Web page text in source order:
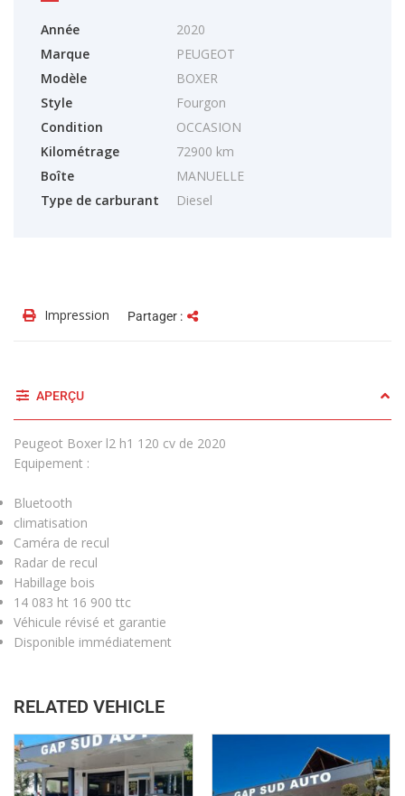
Année
2020
Marque
PEUGEOT
Modèle
BOXER
Style
Fourgon
Condition
OCCASION
Kilométrage
72900 km
Boîte
MANUELLE
Type de carburant
Diesel
Impression Partager :
APERÇU
Peugeot Boxer l2 h1 120 cv de 2020
Equipement :
Bluetooth
climatisation
Caméra de recul
Radar de recul
Habillage bois
14 083 ht 16 900 ttc
Véhicule révisé et garantie
Disponible immédiatement
RELATED VEHICLE